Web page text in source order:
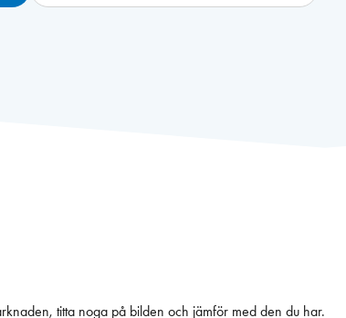
titta noga på bilden och jämför med den du har.